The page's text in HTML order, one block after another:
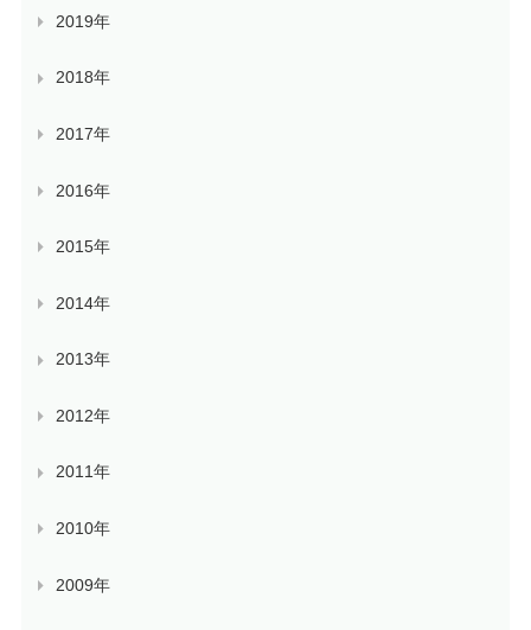
2019年
2018年
2017年
2016年
2015年
2014年
2013年
2012年
2011年
2010年
2009年